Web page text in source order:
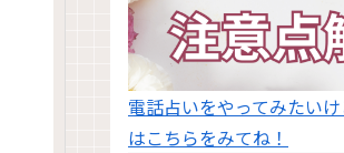
電話占いをやってみたい
はこちらをみてね！